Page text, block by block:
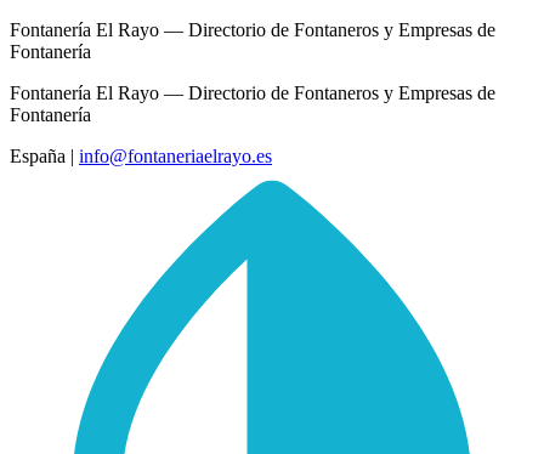
Fontanería El Rayo — Directorio de Fontaneros y Empresas de
Fontanería
Fontanería El Rayo — Directorio de Fontaneros y Empresas de
Fontanería
España | info@fontaneriaelrayo.es